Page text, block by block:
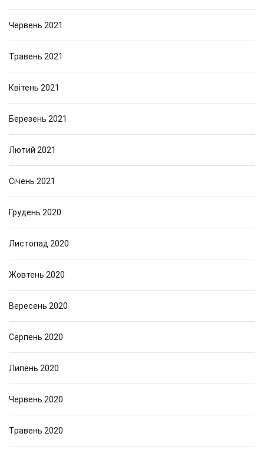
Червень 2021
Травень 2021
Квітень 2021
Березень 2021
Лютий 2021
Січень 2021
Грудень 2020
Листопад 2020
Жовтень 2020
Вересень 2020
Серпень 2020
Липень 2020
Червень 2020
Травень 2020